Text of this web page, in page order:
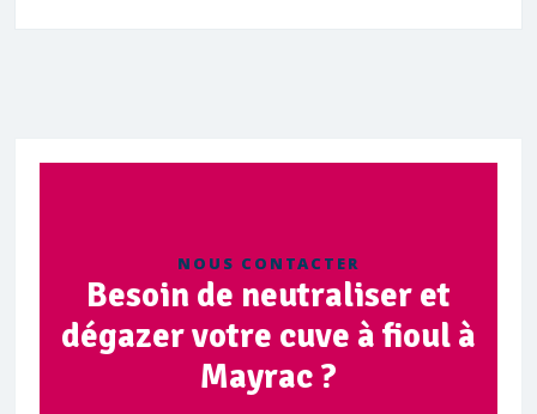
NOUS CONTACTER
Besoin de neutraliser et
dégazer votre cuve à fioul à
Mayrac ?